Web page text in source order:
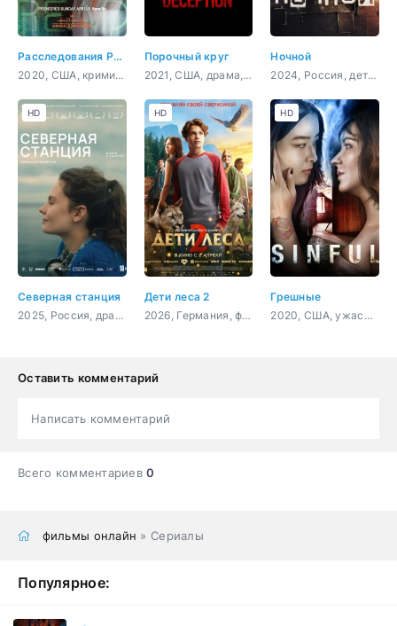
Расследования Руби Херринг: Предсказание убийства
2020, США, криминал, детектив
Порочный круг
2021, США, драма, криминал
Ночной
2024, Россия, детектив
Северная станция
2025, Россия, драма
HD
Дети леса 2
2026, Германия, фэнтези, семейный
HD
Грешные
2020, США, ужасы, триллер
HD
Оставить комментарий
Написать комментарий
Всего комментариев0
фильмы онлайн » Сериалы
Популярное: